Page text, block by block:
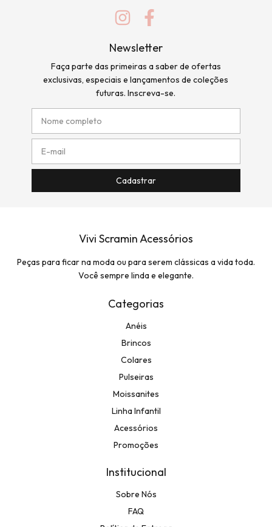
Newsletter
Faça parte das primeiras a saber de ofertas
exclusivas, especiais e lançamentos de coleções
futuras. Inscreva-se.
Vivi Scramin Acessórios
Peças para ficar na moda ou para serem clássicas a vida toda.
Você sempre linda e elegante.
Categorias
Anéis
Brincos
Colares
Pulseiras
Moissanites
Linha Infantil
Acessórios
Promoções
Institucional
Sobre Nós
FAQ